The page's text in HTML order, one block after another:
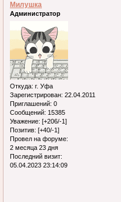
Милушка
Администратор
Откуда: г. Уфа
Зарегистрирован: 22.04.2011
Приглашений: 0
Сообщений: 15385
Уважение: [+206/-1]
Позитив: [+40/-1]
Провел на форуме:
2 месяца 23 дня
Последний визит:
05.04.2023 23:14:09